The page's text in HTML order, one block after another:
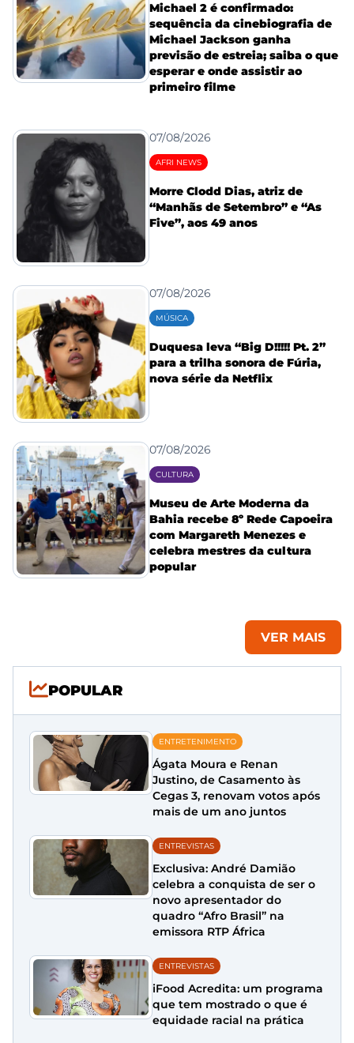
Michael 2 é confirmado:
sequência da cinebiografia de
Michael Jackson ganha
previsão de estreia; saiba o que
esperar e onde assistir ao
primeiro filme
07/08/2026
AFRI NEWS
Morre Clodd Dias, atriz de
“Manhãs de Setembro” e “As
Five”, aos 49 anos
07/08/2026
MÚSICA
Duquesa leva “Big D!!!!! Pt. 2”
para a trilha sonora de Fúria,
nova série da Netflix
07/08/2026
CULTURA
Museu de Arte Moderna da
Bahia recebe 8º Rede Capoeira
com Margareth Menezes e
celebra mestres da cultura
popular
VER MAIS
POPULAR
ENTRETENIMENTO
Ágata Moura e Renan
Justino, de Casamento às
Cegas 3, renovam votos após
mais de um ano juntos
ENTREVISTAS
Exclusiva: André Damião
celebra a conquista de ser o
novo apresentador do
quadro “Afro Brasil” na
emissora RTP África
ENTREVISTAS
iFood Acredita: um programa
que tem mostrado o que é
equidade racial na prática